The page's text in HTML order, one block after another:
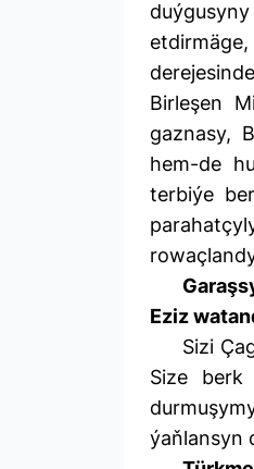
Birleşen
gaznasy,
hem-de
terbiýe
Eziz
Sizi
Size berk
ýaňlansyn